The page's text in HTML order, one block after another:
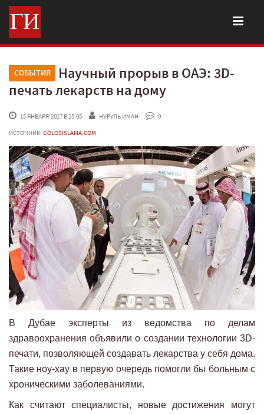
СОБЫТИЯ
Научный прорыв в ОАЭ: 3D-
печать лекарств на дому
15 ЯНВАРЯ'2017 В 15:05 НУРУЛЬ ИМАН
0
ИСТОЧНИК: GOLOSISLAMA.COM
В Дубае эксперты из ведомства по делам
здравоохранения объявили о создании технологии 3D-
печати, позволяющей создавать лекарства у себя дома.
Такие ноу-хау в первую очередь помогли бы больным с
хроническими заболеваниями.
Как считают специалисты, новые достижения могут